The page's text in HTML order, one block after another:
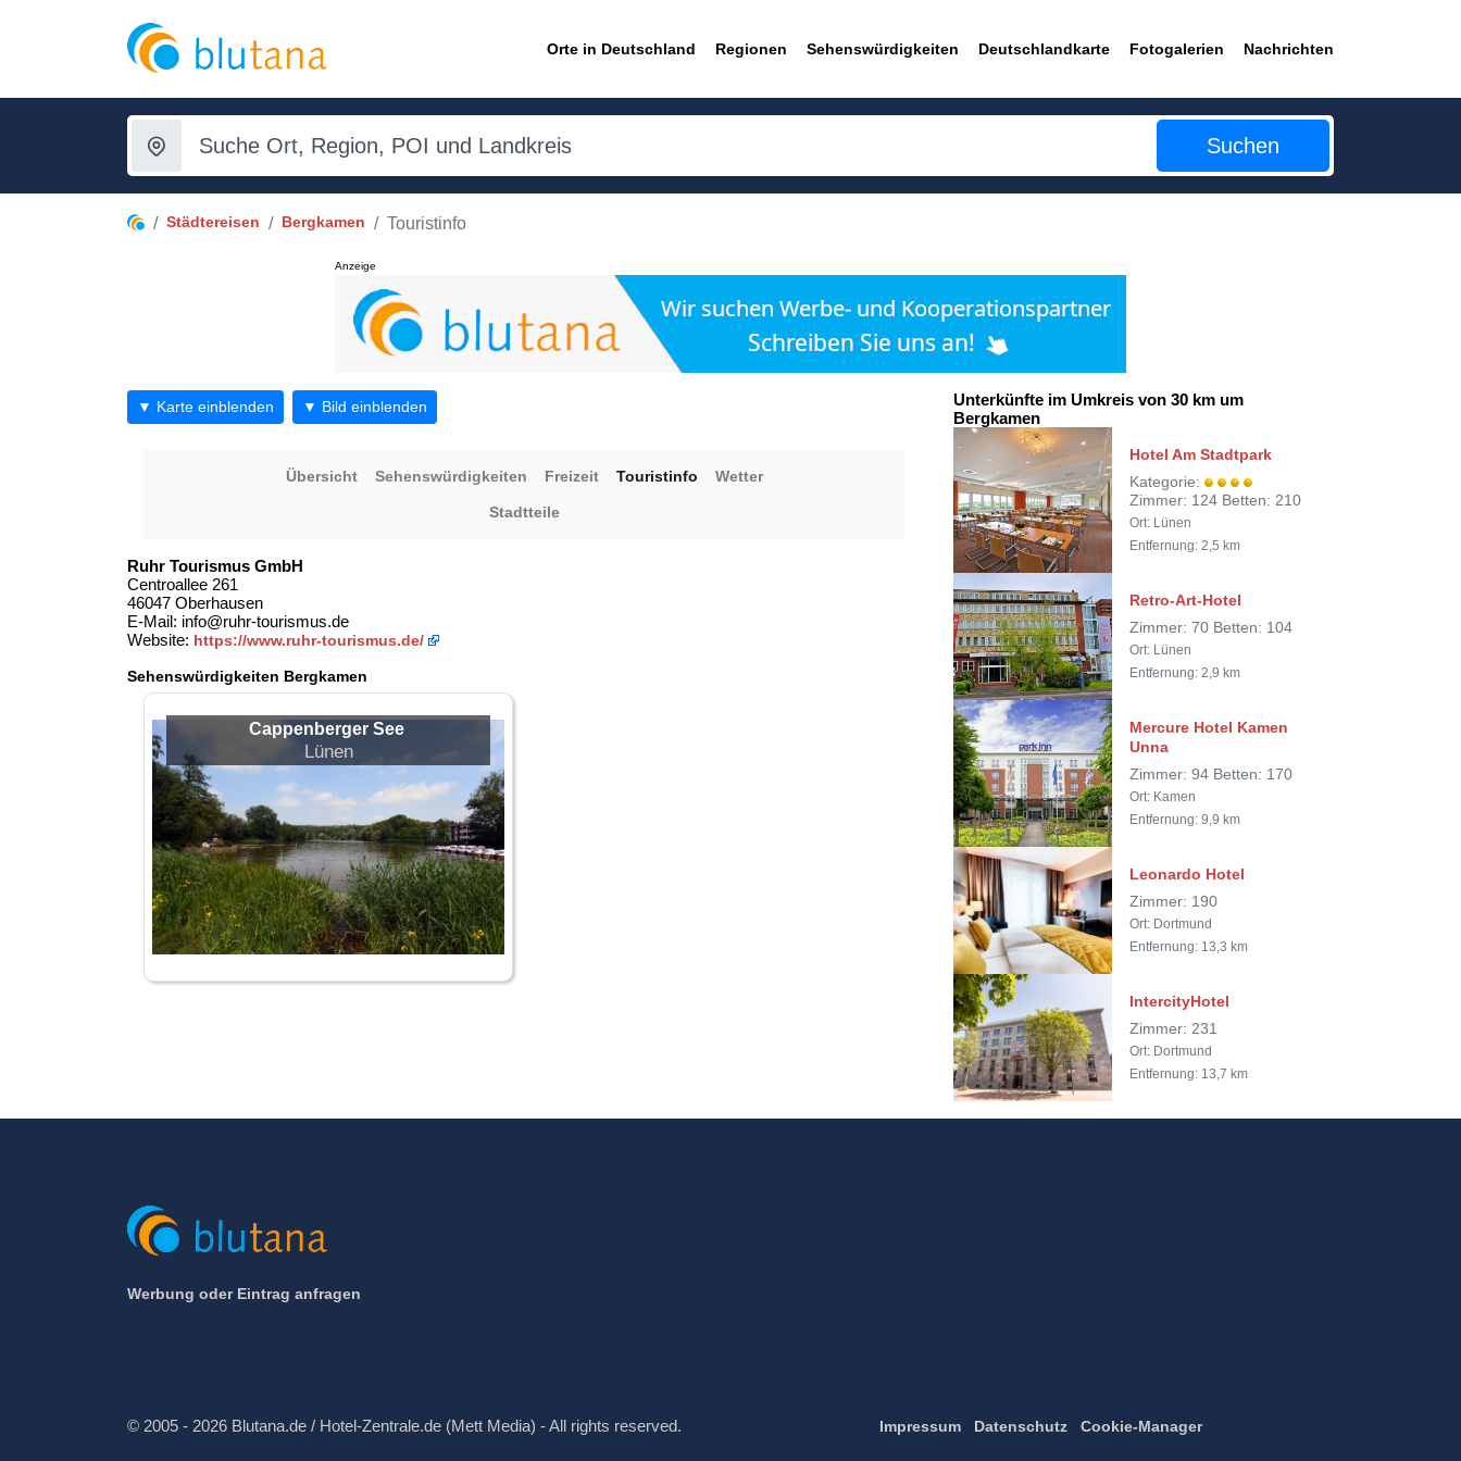
Orte in Deutschland Regionen Sehenswürdigkeiten Deutschlandkarte Fotogalerien Nachrichten
Suchen
Städtereisen Bergkamen Touristinfo
Anzeige
▼ Karte einblenden ▼ Bild einblenden
Übersicht Sehenswürdigkeiten Freizeit Touristinfo Wetter
Stadtteile
Ruhr Tourismus GmbH
Centroallee 261
46047 Oberhausen
E-Mail: info@ruhr-tourismus.de
Website: https://www.ruhr-tourismus.de/
Sehenswürdigkeiten Bergkamen
Cappenberger See
Lünen
Unterkünfte im Umkreis von 30 km um
Bergkamen
Hotel Am Stadtpark
Kategorie:
Zimmer: 124 Betten: 210
Ort: Lünen
Entfernung: 2,5 km
Retro-Art-Hotel
Zimmer: 70 Betten: 104
Ort: Lünen
Entfernung: 2,9 km
Mercure Hotel Kamen
Unna
Zimmer: 94 Betten: 170
Ort: Kamen
Entfernung: 9,9 km
Leonardo Hotel
Zimmer: 190
Ort: Dortmund
Entfernung: 13,3 km
IntercityHotel
Zimmer: 231
Ort: Dortmund
Entfernung: 13,7 km
Werbung oder Eintrag anfragen
© 2005 - 2026 Blutana.de / Hotel-Zentrale.de (Mett Media) - All rights reserved. Impressum Datenschutz Cookie-Manager